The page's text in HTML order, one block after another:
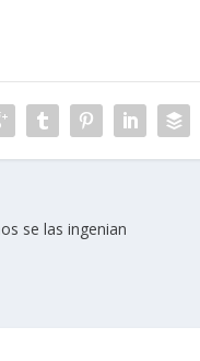
se las ingenian